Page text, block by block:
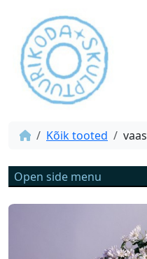
Kõik tooted vaas
Open side menu